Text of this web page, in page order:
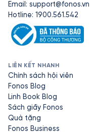
Email: support@fonos.vn
Hotline: 1900.561.542
LIÊN KẾT NHANH
Chính sách hội viên
Fonos Blog
Linh Book Blog
Sách giấy Fonos
Quà tặng
Fonos Business